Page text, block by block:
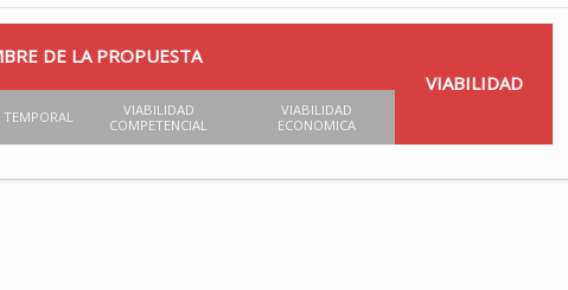
DE LA PROPUESTA
VIABILIDAD
VIABILIDAD
COMPETENCIAL
VIABILIDAD
ECONOMICA